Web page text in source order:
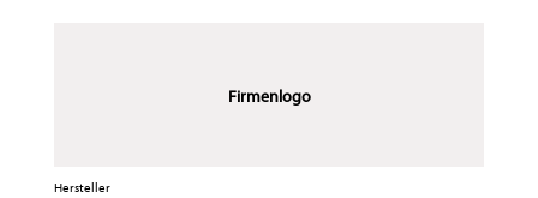
Firmenlogo
Hersteller